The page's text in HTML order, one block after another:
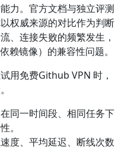
力。官方文档与独立评测
权威来源的对比作为判断
、连接失败的频繁发生，
赖镜像）的兼容性问题。
用免费Github VPN 时，
同一时间段、相同任务下
。
度、平均延迟、断线次数